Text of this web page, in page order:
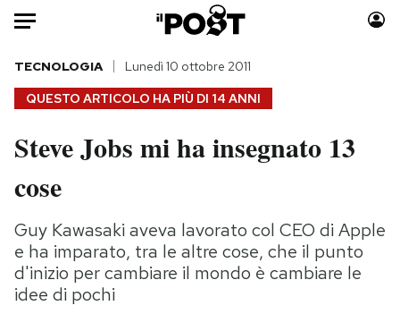
Auto
HOME
Italia
Politica
Tecnologia
Internet
Scienza
Cultura
Moda
Storie/Idee
Ok Boomer!
Media
QUESTO ARTICOLO HA PIÙ DI 14 ANNI
TECNOLOGIA Lunedì 10 ottobre 2011
Steve Jobs mi ha insegnato 13
cose
Guy Kawasaki aveva lavorato col CEO di Apple
e ha imparato, tra le altre cose, che il punto
d'inizio per cambiare il mondo è cambiare le
idee di pochi